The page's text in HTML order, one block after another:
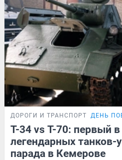
ДОРОГИ И ТРАНСПОРТ ДЕНЬ
Т-34 vs Т-70: первый
легендарных танков-
парада в Кемерове